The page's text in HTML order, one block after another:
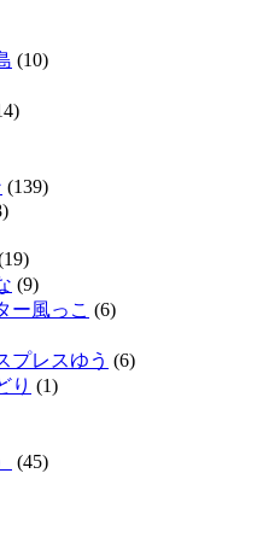
(10)
(139)
(9)
ー風っこ (6)
プレスゆう (6)
り (1)
(45)